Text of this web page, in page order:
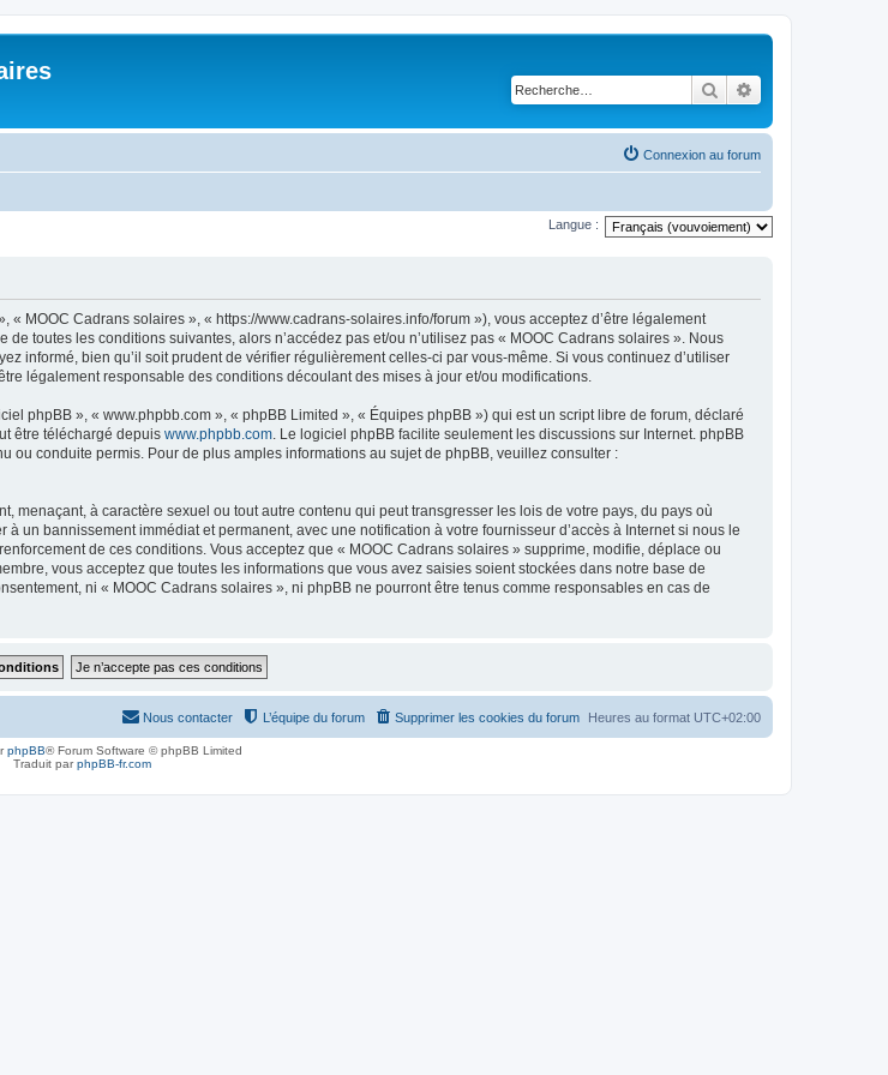
Rechercher
Connexion au forum
Langue :
MOOC Cadrans solaires », « https://www.cadrans-solaires.info/forum »), vous acceptez d’être légalement
toutes les conditions suivantes, alors n’accédez pas et/ou n’utilisez pas « MOOC Cadrans solaires ». Nous
informé, bien qu’il soit prudent de vérifier régulièrement celles-ci par vous-même. Si vous continuez d’utiliser
légalement responsable des conditions découlant des mises à jour et/ou modifications.
phpBB », « www.phpbb.com », « phpBB Limited », « Équipes phpBB ») qui est un script libre de forum, déclaré
être téléchargé depuis www.phpbb.com. Le logiciel phpBB facilite seulement les discussions sur Internet. phpBB
ou conduite permis. Pour de plus amples informations au sujet de phpBB, veuillez consulter :
à caractère sexuel ou tout autre contenu qui peut transgresser les lois de votre pays, du pays où
un bannissement immédiat et permanent, avec une notification à votre fournisseur d’accès à Internet si nous le
de ces conditions. Vous acceptez que « MOOC Cadrans solaires » supprime, modifie, déplace ou
vous acceptez que toutes les informations que vous avez saisies soient stockées dans notre base de
ni « MOOC Cadrans solaires », ni phpBB ne pourront être tenus comme responsables en cas de
Heures au format UTC+02:00
Supprimer les cookies du forum
L’équipe du forum
Nous contacter
phpBB® Forum Software © phpBB Limited
Traduit parphpBB-fr.com